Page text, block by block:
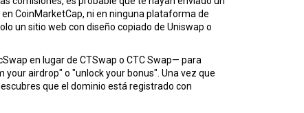
CoinMarketCap, ni en ninguna plataforma de
un sitio web con diseño copiado de Uniswap o
en lugar de CTSwap o CTC Swap— para
airdrop" o "unlock your bonus". Una vez que
que el dominio está registrado con